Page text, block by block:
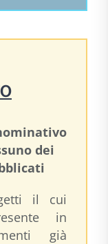
dei
il cui
in
già